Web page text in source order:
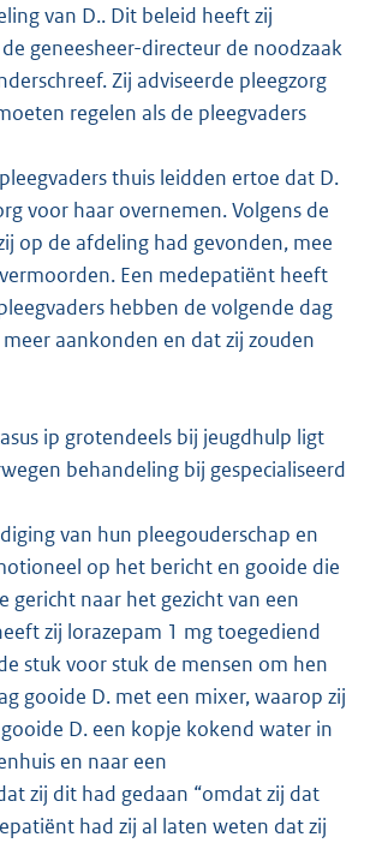
van D.. Dit beleid heeft zij
geneesheer-directeur de noodzaak
Zij adviseerde pleegzorg
regelen als de pleegvaders
thuis leidden ertoe dat D.
voor haar overnemen. Volgens de
op de afdeling had gevonden, mee
Een medepatiënt heeft
hebben de volgende dag
aankonden en dat zij zouden
ip grotendeels bij jeugdhulp ligt
behandeling bij gespecialiseerd
van hun pleegouderschap en
op het bericht en gooide die
gericht naar het gezicht van een
zij lorazepam 1 mg toegediend
stuk voor stuk de mensen om hen
gooide D. met een mixer, waarop zij
D. een kopje kokend water in
en naar een
zij dit had gedaan “omdat zij dat
had zij al laten weten dat zij